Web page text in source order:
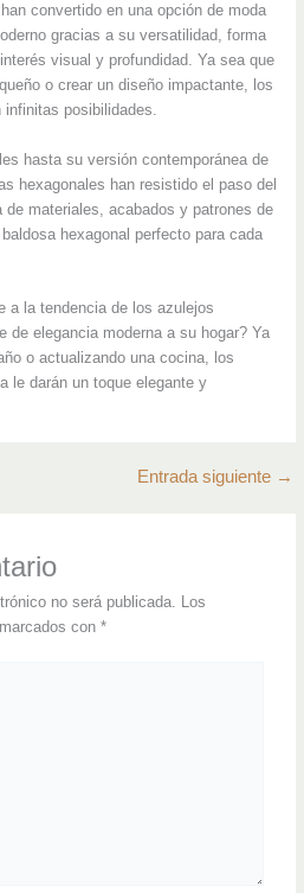
convertido en una opción de moda
gracias a su versatilidad, forma
visual y profundidad. Ya sea que
o crear un diseño impactante, los
posibilidades.
hasta su versión contemporánea de
hexagonales han resistido el paso del
materiales, acabados y patrones de
hexagonal perfecto para cada
a la tendencia de los azulejos
de elegancia moderna a su hogar? Ya
o actualizando una cocina, los
le darán un toque elegante y
Entrada siguiente →
no será publicada. Los
con*